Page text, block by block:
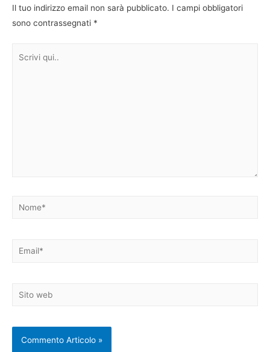
Il tuo indirizzo email non sarà pubblicato. I campi obbligatori
sono contrassegnati *
Nome*
Email*
Sito